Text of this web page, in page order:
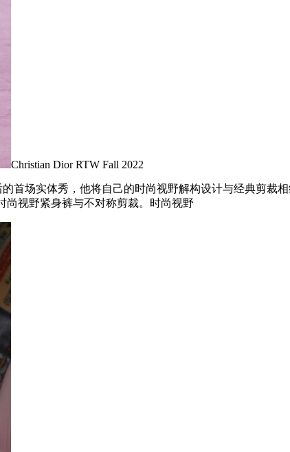
Christian Dior RTW Fall 2022
首场实体秀，他将自己的时尚视野解构设计与经典剪裁
尚视野紧身裤与不对称剪裁。时尚视野